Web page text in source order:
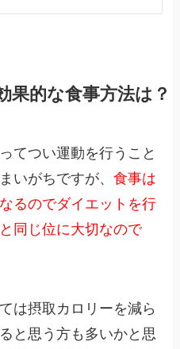
果的な食事方法は？
てつい運動を行うこと
いがちですが、食事は
るのでダイエットを行
同じ位に大切なので
は摂取カロリーを減ら
と思う方も多いかと思